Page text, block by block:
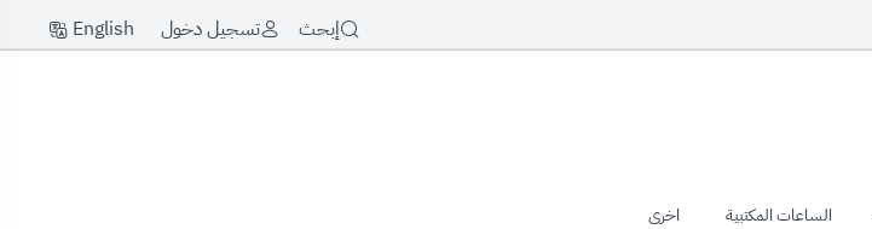
إبحث تسجيل دخول English
الساعات المكتبية اخرى